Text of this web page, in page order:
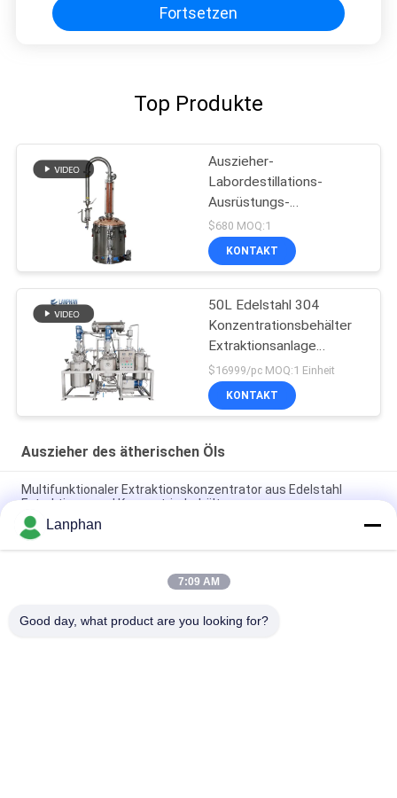
Fortsetzen
Top Produkte
Auszieher-
Labordestillations-
Ausrüstungs-
Destillierapparat-Plant-
Samen des ätherischen
Öls
$680 MOQ:1
KONTAKT
50L Edelstahl 304
Konzentrationsbehälter
Extraktionsanlage
Extraktionskonzentrator
$16999/pc MOQ:1 Einheit
KONTAKT
Auszieher des ätherischen Öls
Multifunktionaler Extraktionskonzentrator aus Edelstahl
Extraktions- und Konzentrierbehälter
50L Vakuum vertikaler Konzentrations- und
Extraktionsbehälter
Auszieher-Behälter-Edelstahl-Destillierapparat 55L 220V des
Lanphan
7:09 AM
Good day, what product are you looking for?